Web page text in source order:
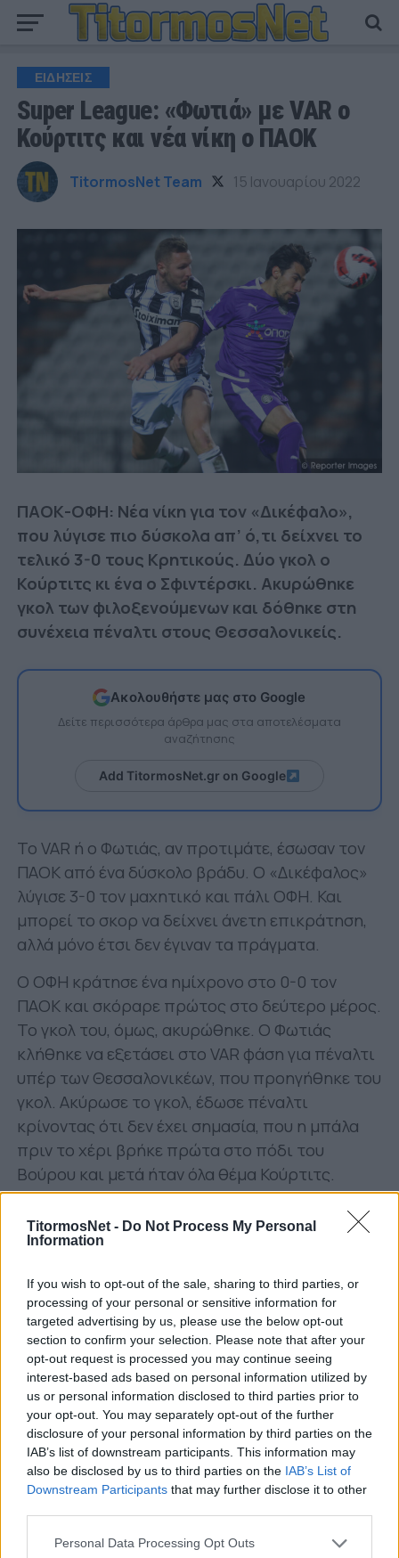
TitormosNet - Do Not Process My Personal
Information
If you wish to opt-out of the sale, sharing to third parties, or
processing of your personal or sensitive information for
targeted advertising by us, please use the below opt-out
section to confirm your selection. Please note that after your
opt-out request is processed you may continue seeing
interest-based ads based on personal information utilized by
us or personal information disclosed to third parties prior to
your opt-out. You may separately opt-out of the further
disclosure of your personal information by third parties on the
IAB’s list of downstream participants. This information may
also be disclosed by us to third parties on the IAB’s List of
Downstream Participants that may further disclose it to other
Personal Data Processing Opt Outs
ΕΙΔΗΣΕΙΣ
Super League: «Φωτιά» με VAR ο
Κούρτιτς και νέα νίκη ο ΠΑΟΚ
TitormosNet Team 15 Ιανουαρίου 2022
ΠΑΟΚ-ΟΦΗ: Νέα νίκη για τον «Δικέφαλο»,
που λύγισε πιο δύσκολα απ’ ό,τι δείχνει το
τελικό 3-0 τους Κρητικούς. Δύο γκολ ο
Κούρτιτς κι ένα ο Σφιντέρσκι. Ακυρώθηκε
γκολ των φιλοξενούμενων και δόθηκε στη
συνέχεια πέναλτι στους Θεσσαλονικείς.
Ακολουθήστε μας στο Google
Δείτε περισσότερα άρθρα μας στα αποτελέσματα
αναζήτησης
Add TitormosNet.gr on Google
Το VAR ή ο Φωτιάς, αν προτιμάτε, έσωσαν τον
ΠΑΟΚ από ένα δύσκολο βράδυ. Ο «Δικέφαλος»
λύγισε 3-0 τον μαχητικό και πάλι ΟΦΗ. Και
μπορεί το σκορ να δείχνει άνετη επικράτηση,
αλλά μόνο έτσι δεν έγιναν τα πράγματα.
Ο ΟΦΗ κράτησε ένα ημίχρονο στο 0-0 τον
ΠΑΟΚ και σκόραρε πρώτος στο δεύτερο μέρος.
Το γκολ του, όμως, ακυρώθηκε. Ο Φωτιάς
κλήθηκε να εξετάσει στο VAR φάση για πέναλτι
υπέρ των Θεσσαλονικέων, που προηγήθηκε του
γκολ. Ακύρωσε το γκολ, έδωσε πέναλτι
κρίνοντας ότι δεν έχει σημασία, που η μπάλα
πριν το χέρι βρήκε πρώτα στο πόδι του
Βούρου και μετά ήταν όλα θέμα Κούρτιτς.
Ο Σλοβένος ευστόχησε ξανά από την άσπρη
βούλα, έφτασε τις επτά εύστοχες εκτελέσεις,
κανονική ροή για το 2-0 και ο Σφιντέρσκι έβαλε
το κερασάκι για το τελικό 3-0. Αφού μέσω VAR
ακυρώθηκε και του Πολωνού ένα γκολ.
Ο ΠΑΟΚ πέτυχε την πέμπτη σερί νίκη του,
προσπέρασε την ΑΕΚ έστω και προσωρινά και
είναι δεύτερος, αλλά έχει ακόμα πολλά θέματα
να λύσει.
Με πληροφορίες απόOnsports.gr